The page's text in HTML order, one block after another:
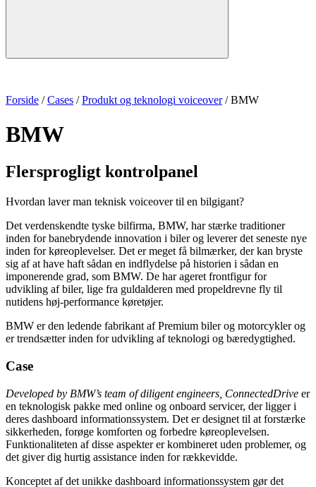
Forside /Cases /Produkt og teknologi voiceover/BMW
BMW
Flersprogligt kontrolpanel
Hvordan laver man teknisk voiceover til en bilgigant?
Det verdenskendte tyske bilfirma, BMW, har stærke traditioner
inden for banebrydende innovation i biler og leverer det seneste nye
inden for køreoplevelser. Det er meget få bilmærker, der kan bryste
sig af at have haft sådan en indflydelse på historien i sådan en
imponerende grad, som BMW. De har ageret frontfigur for
udvikling af biler, lige fra guldalderen med propeldrevne fly til
nutidens høj-performance køretøjer.
BMW er den ledende fabrikant af Premium biler og motorcykler og
er trendsætter inden for udvikling af teknologi og bæredygtighed.
Case
Developed by BMW’s team of diligent engineers, ConnectedDrive er
en teknologisk pakke med online og onboard servicer, der ligger i
deres dashboard informationssystem. Det er designet til at forstærke
sikkerheden, forøge komforten og forbedre køreoplevelsen.
Funktionaliteten af disse aspekter er kombineret uden problemer, og
det giver dig hurtig assistance inden for rækkevidde.
Konceptet af det unikke dashboard informationssystem gør det